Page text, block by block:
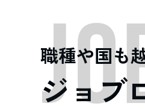
職種や国も
ジョブ